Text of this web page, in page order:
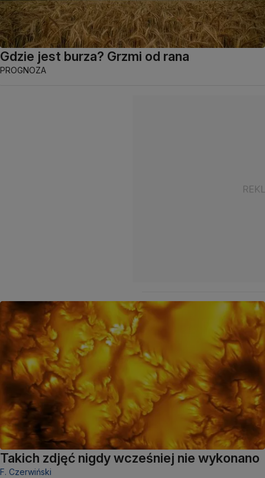
Gdzie jest burza? Grzmi od rana
PROGNOZA
Takich zdjęć nigdy wcześniej nie wykonano
F. Czerwiński